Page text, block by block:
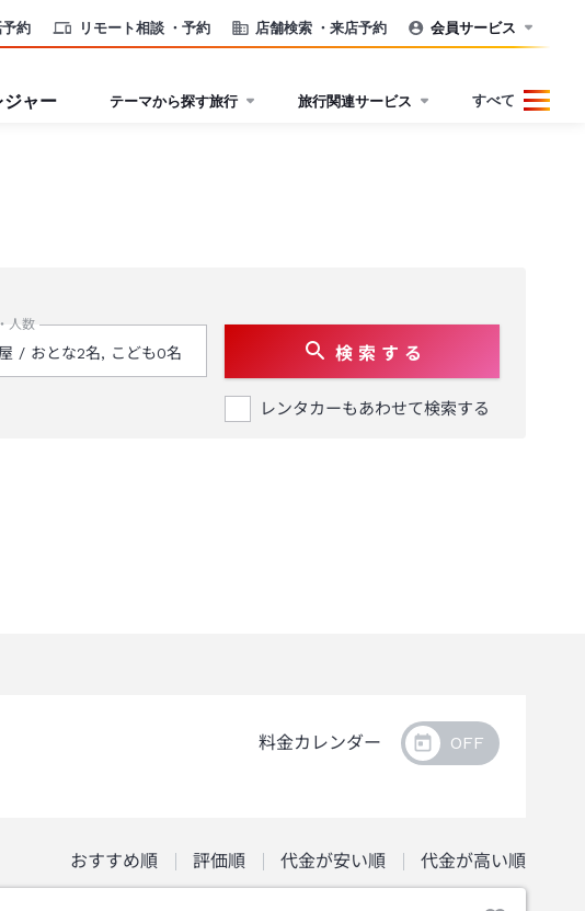
約 リモート相談 ・予約 店舗検索 ・来店予約 会員サービス
ャー テーマから探す旅行 旅行関連サービス すべて
人数
検 索 す る
レンタカーもあわせて検索する
料金カレンダー
おすすめ順 評価順 代金が安い順 代金が高い順